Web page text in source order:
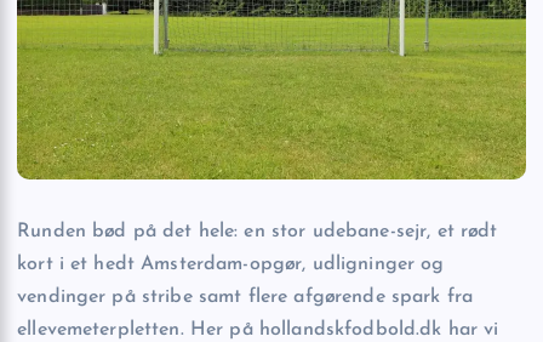
Runden bød på det hele: en stor udebane-sejr, et rødt
kort i et hedt Amsterdam-opgør, udligninger og
vendinger på stribe samt flere afgørende spark fra
ellevemeterpletten. Her på hollandskfodbold.dk har vi